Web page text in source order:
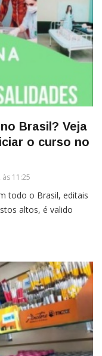
Brasil? Veja
o curso no
11:25
todo o Brasil, editais
altos, é valido